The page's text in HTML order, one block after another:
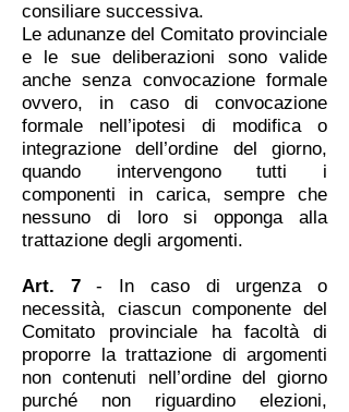
consiliare successiva.
Le adunanze del Comitato provinciale
e le sue deliberazioni sono valide
anche senza convocazione formale
ovvero, in caso di convocazione
formale nell’ipotesi di modifica o
integrazione dell’ordine del giorno,
quando intervengono tutti i
componenti in carica, sempre che
nessuno di loro si opponga alla
trattazione degli argomenti.
Art. 7- In caso di urgenza o
necessità, ciascun componente del
Comitato provinciale ha facoltà di
proporre la trattazione di argomenti
non contenuti nell’ordine del giorno
purché non riguardino elezioni,